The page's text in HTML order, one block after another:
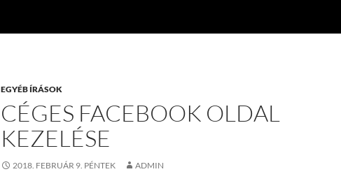
EGYÉB ÍRÁSOK
CÉGES FACEBOOK OLDAL
KEZELÉSE
2018. FEBRUÁR 9. PÉNTEK ADMIN